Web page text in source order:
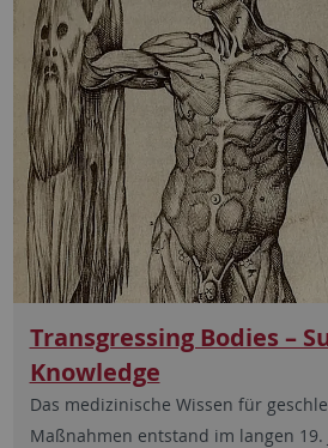
Transgressing Bodies –
Knowledge
Das medizinische Wissen für
Maßnahmen entstand im langen